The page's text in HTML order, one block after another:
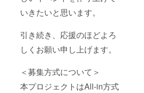
いきたいと思います。
引き続き、応援のほどよろ
しくお願い申し上げます。
＜募集方式について＞
本プロジェクトはAll-in方式